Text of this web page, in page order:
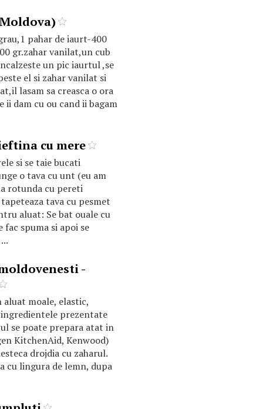
pahar de iaurt-400
gr.zahar vanilat,un cub
un pic iaurtul ,se
el si zahar vanilat si
lasam sa creasca o ora
dam cu ou cand ii bagam
cu mere
si se taie bucati
o tava cu unt (eu am
rotunda cu pereti
tava cu pesmet
aluat: Se bat ouale cu
fac spuma si apoi se
-
aluat moale, elastic,
prezentate
se poate prepara atat in
KitchenAid, Kenwood)
drojdia cu zaharul.
cu lingura de lemn, dupa